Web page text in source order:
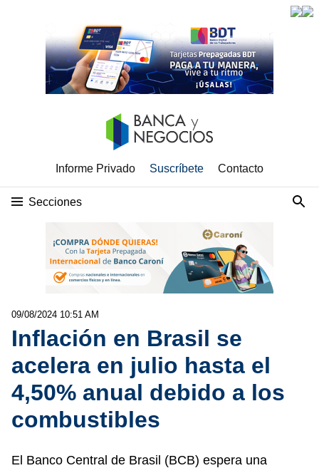
Informe Privado Suscríbete Contacto
Secciones
09/08/2024 10:51 AM
Inflación en Brasil se
acelera en julio hasta el
4,50% anual debido a los
combustibles
El Banco Central de Brasil (BCB) espera una